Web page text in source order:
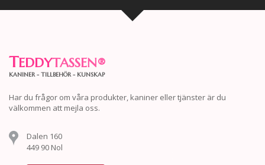
TEDDYTASSEN®
KANINER - TILLBEHÖR - KUNSKAP
Har du frågor om våra produkter, kaniner eller tjänster är du
välkommen att mejla oss.
Dalen 160
449 90 Nol